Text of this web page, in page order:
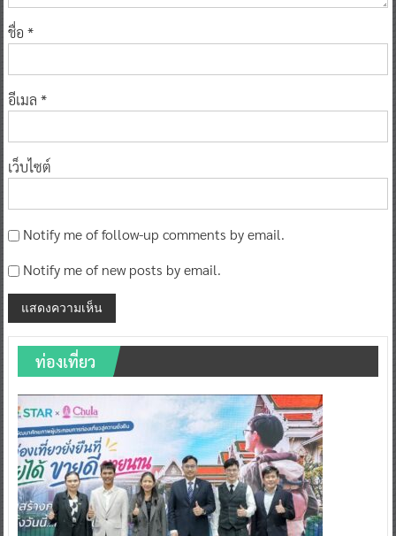
ชื่อ *
อีเมล *
เว็บไซต์
Notify me of follow-up comments by email.
Notify me of new posts by email.
ท่องเที่ยว